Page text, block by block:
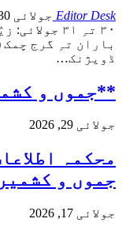
Editor Desk جولائی 30, 2026
۳۰ تہِ ۳۱
باران تہِ گرج
ڈویژنک…
**جموں و
جولائی 29, 2026
جموں و
جولائی 17, 2026